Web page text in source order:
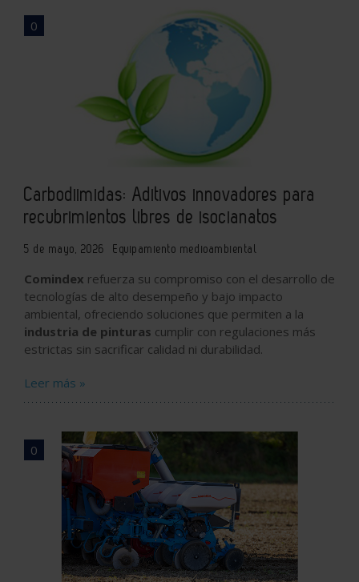
0
Carbodiimidas: Aditivos innovadores para
recubrimientos libres de isocianatos
5 de mayo, 2026 Equipamiento medioambiental
Comindex refuerza su compromiso con el desarrollo de
tecnologías de alto desempeño y bajo impacto
ambiental, ofreciendo soluciones que permiten a la
industria de pinturas cumplir con regulaciones más
estrictas sin sacrificar calidad ni durabilidad.
Leer más »
0